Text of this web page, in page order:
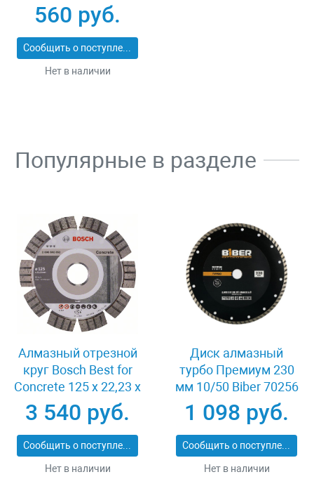
30
560 руб.
Сообщить о поступлении
Нет в наличии
Популярные в разделе
Алмазный отрезной
круг Bosch Best for
Concrete 125 x 22,23 x
2,2 x 12 mm
3 540 руб.
Сообщить о поступлении
Нет в наличии
Диск алмазный
турбо Премиум 230
мм 10/50 Biber 70256
1 098 руб.
Сообщить о поступлении
Нет в наличии